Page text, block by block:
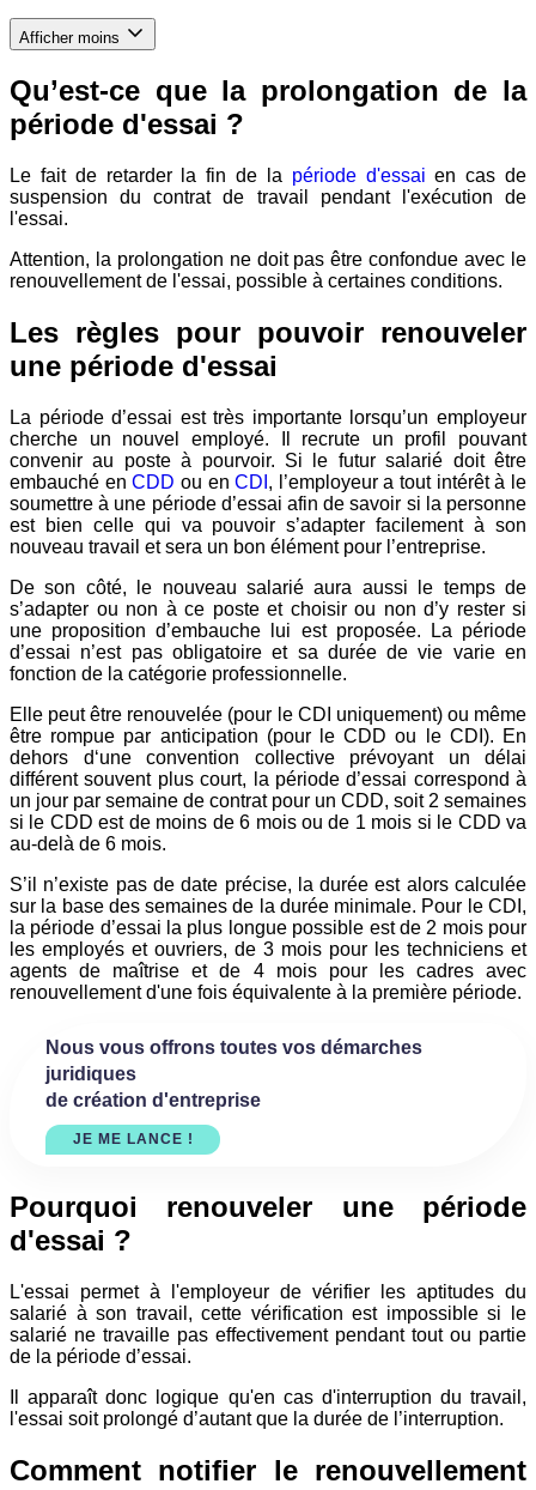
Afficher moins
Qu’est-ce que la prolongation de la
période d'essai ?
Le fait de retarder la fin de la période d'essai en cas de
suspension du contrat de travail pendant l'exécution de
l'essai.
Attention, la prolongation ne doit pas être confondue avec le
renouvellement de l'essai, possible à certaines conditions.
Les règles pour pouvoir renouveler
une période d'essai
La période d’essai est très importante lorsqu’un employeur
cherche un nouvel employé. Il recrute un profil pouvant
convenir au poste à pourvoir. Si le futur salarié doit être
embauché en CDD ou enCDI , l’employeur a tout intérêt à le
soumettre à une période d’essai afin de savoir si la personne
est bien celle qui va pouvoir s’adapter facilement à son
nouveau travail et sera un bon élément pour l’entreprise.
De son côté, le nouveau salarié aura aussi le temps de
s’adapter ou non à ce poste et choisir ou non d’y rester si
une proposition d’embauche lui est proposée. La période
d’essai n’est pas obligatoire et sa durée de vie varie en
fonction de la catégorie professionnelle.
Elle peut être renouvelée (pour le CDI uniquement) ou même
être rompue par anticipation (pour le CDD ou le CDI). En
dehors d‘une convention collective prévoyant un délai
différent souvent plus court, la période d’essai correspond à
un jour par semaine de contrat pour un CDD, soit 2 semaines
si le CDD est de moins de 6 mois ou de 1 mois si le CDD va
au-delà de 6 mois.
S’il n’existe pas de date précise, la durée est alors calculée
sur la base des semaines de la durée minimale. Pour le CDI,
la période d’essai la plus longue possible est de 2 mois pour
les employés et ouvriers, de 3 mois pour les techniciens et
agents de maîtrise et de 4 mois pour les cadres avec
renouvellement d'une fois équivalente à la première période.
Nous vous offrons toutes vos démarches
juridiques
de création d'entreprise
JE ME LANCE !
Pourquoi renouveler une période
d'essai ?
L'essai permet à l'employeur de vérifier les aptitudes du
salarié à son travail, cette vérification est impossible si le
salarié ne travaille pas effectivement pendant tout ou partie
de la période d’essai.
Il apparaît donc logique qu'en cas d'interruption du travail,
l'essai soit prolongé d’autant que la durée de l’interruption.
Comment notifier le renouvellement